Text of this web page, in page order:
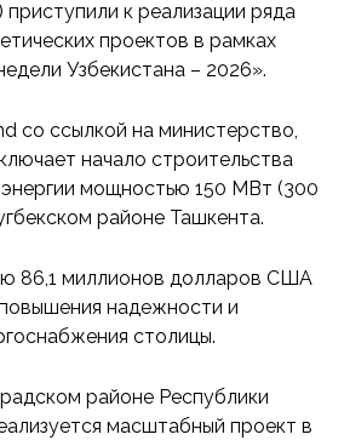
к реализации ряда
проектов в рамках
Узбекистана – 2026».
со ссылкой на министерство,
начало строительства
мощностью 150 МВт (300
районе Ташкента.
86,1 миллионов долларов США
надежности и
столицы.
районе Республики
масштабный проект в